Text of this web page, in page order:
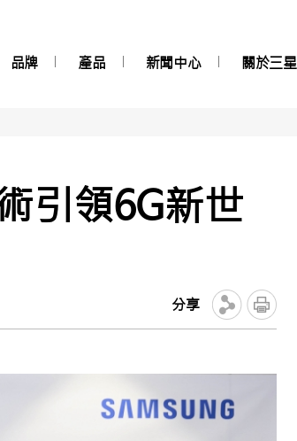
品牌 產品 新聞中心 關於三星
引領6G新世
分享